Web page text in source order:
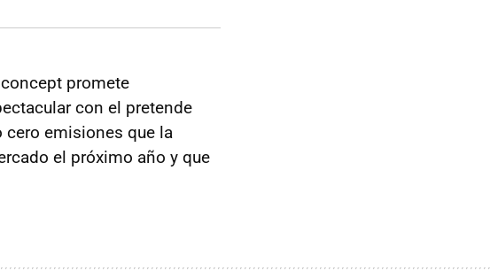
promete
con el pretende
cero emisiones que la
el próximo año y que